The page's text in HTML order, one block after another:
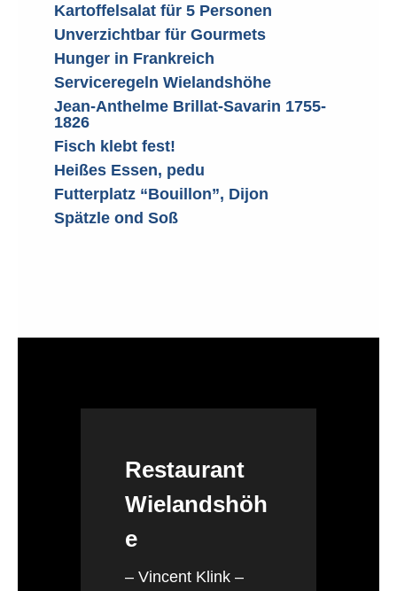
Kartoffelsalat für 5 Personen
Unverzichtbar für Gourmets
Hunger in Frankreich
Serviceregeln Wielandshöhe
Jean-Anthelme Brillat-Savarin 1755-
1826
Fisch klebt fest!
Heißes Essen, pedu
Futterplatz “Bouillon”, Dijon
Spätzle ond Soß
Restaurant
Wielandshöh
e
– Vincent Klink –